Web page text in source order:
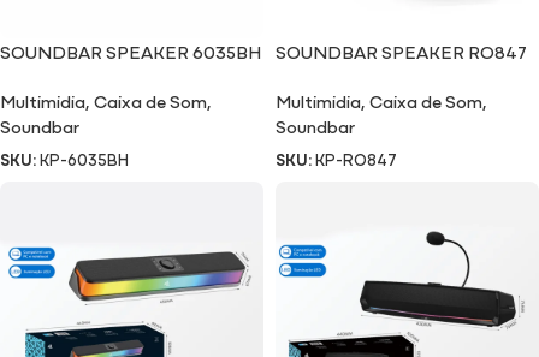
SOUNDBAR SPEAKER 6035BH
Multimidia,Caixa de Som,
Soundbar
SKU:KP-6035BH
SOUNDBAR SPEAKER RO847
Multimidia,Caixa de Som,
Soundbar
SKU:KP-RO847